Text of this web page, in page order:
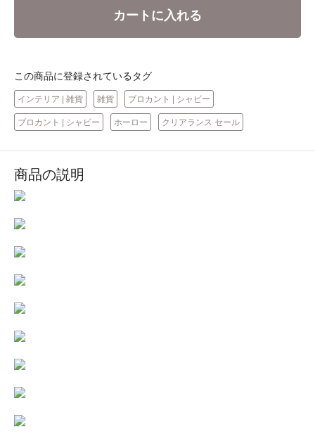
カートに入れる
この商品に登録されているタグ
インテリア | 雑貨 雑貨 ブロカント | シャビー
ブロカント | シャビー ホーロー クリアランス セール
商品の説明